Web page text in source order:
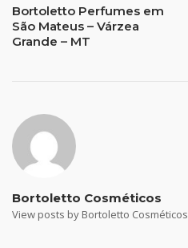
Bortoletto Perfumes em
São Mateus – Várzea
Grande – MT
Bortoletto Cosméticos
View posts by Bortoletto Cosméticos